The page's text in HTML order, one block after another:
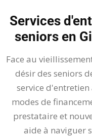
Services
seniors en
Face au
désir des seniors
service
modes de
prestataire et
aide à naviguer